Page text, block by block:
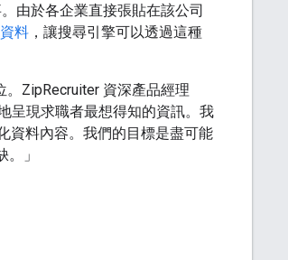
由於各企業直接張貼在該公司
料 ，讓搜尋引擎可以透過這種
。ZipRecruiter 資深產品經理
呈現求職者最想得知的資訊。我
資料內容。我們的目標是盡可能
」